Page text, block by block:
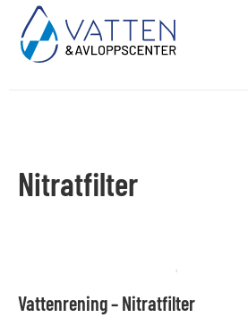
Nitratfilter
Vattenrening – Nitratfilter